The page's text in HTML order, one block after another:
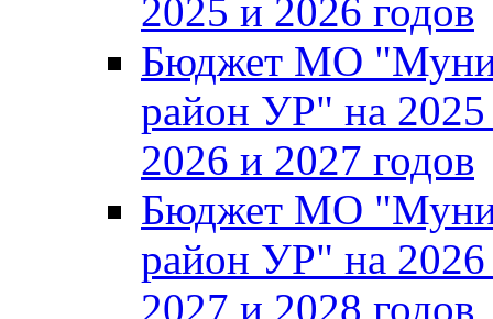
2025 и 2026 годов
Бюджет МО
район УР" на 2025
2026 и 2027 годов
Бюджет МО
район УР" на 2026
2027 и 2028 годов